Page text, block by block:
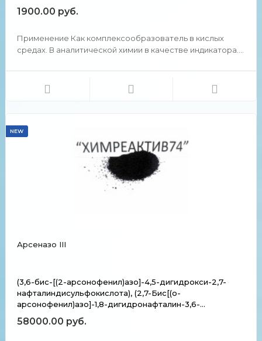
diarsono(1,1'-biphenyl)-3,3'-diyl]bis(azo)] bis(4,5-dihydroxy-
3,3'-bis-1,8-Dihydroxy-3,6-disulpho-2-naphthyl-azo-diphen
1900.00 руб.
Применение Как комплексообразователь в кислых
средах. В аналитической химии в качестве индикатора.
Pu(IV). Химические и физические свойства
NEW
Арсеназо III
(3,6-бис-[(2-арсонофенил)азо]-4,5-дигидрокси-2,7-
нафталиндисульфокислота), (2,7-Бис[(о-
арсонофенил)азо]-1,8-дигидронафталин-3,6-
дисульфокислоты динатриевая соль), (2,2'-[(1,8-
Дигидрокси-3,6-дисульфо-2,7-нафтилен)бис(азо)]
58000.00 руб.